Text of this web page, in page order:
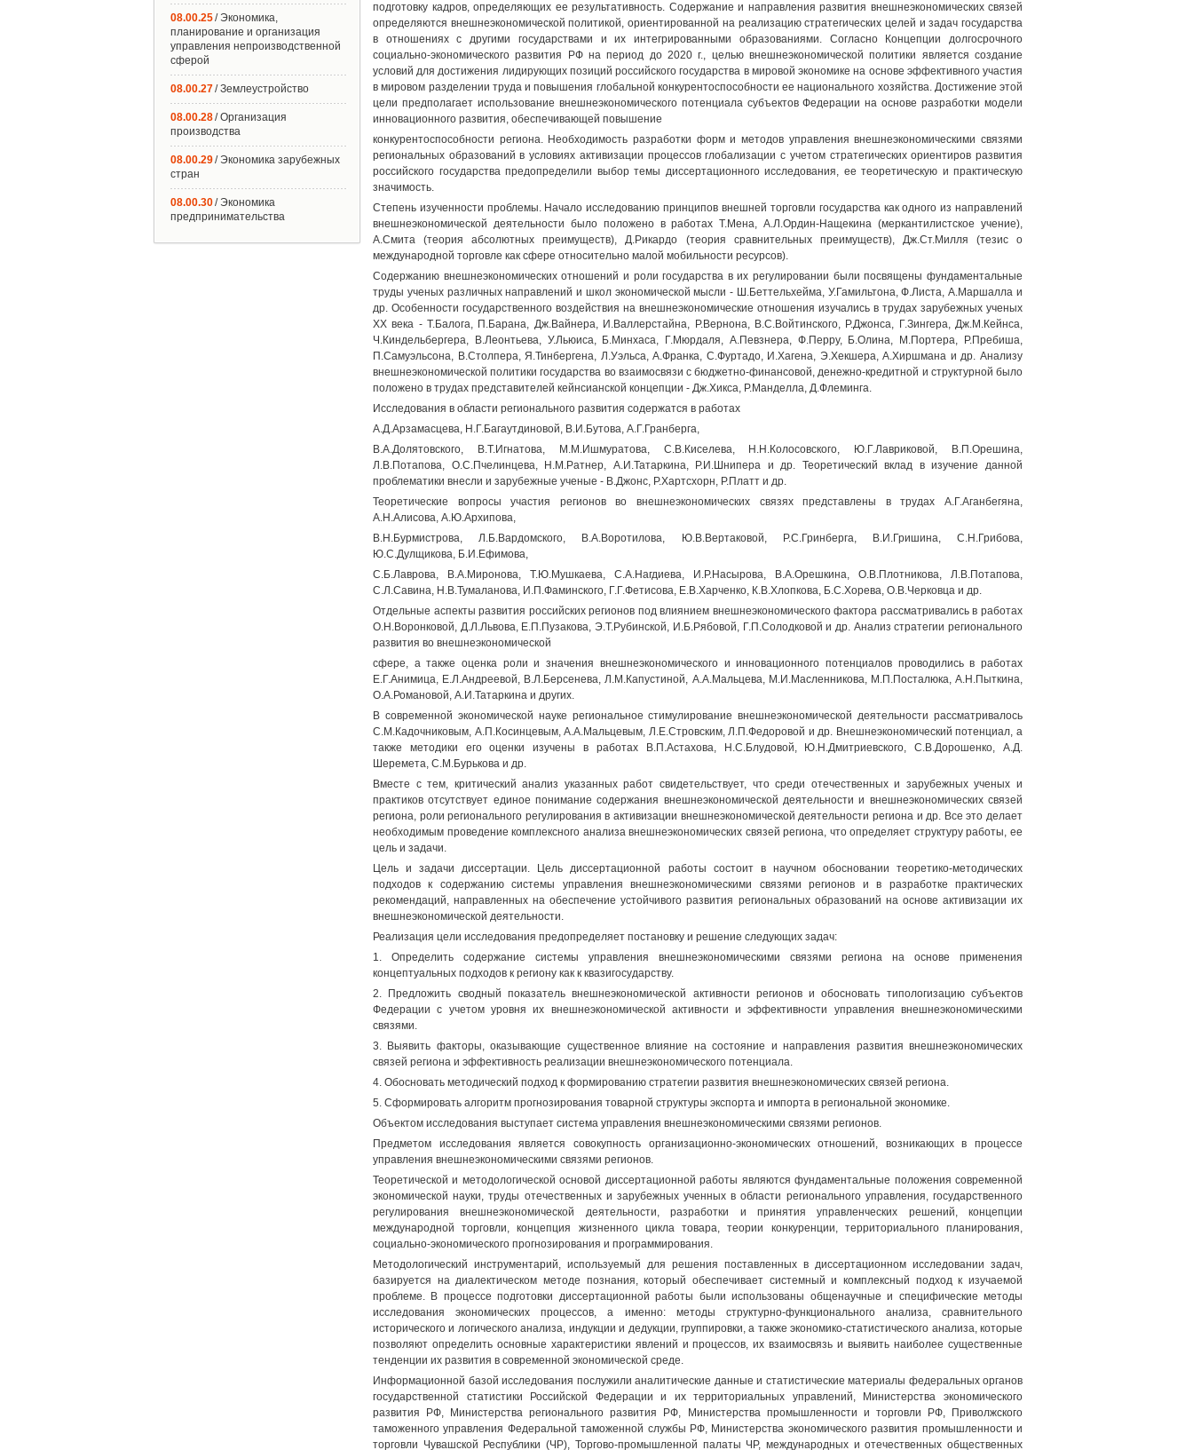
подготовку кадров, определяющих ее результативность. Содержание и направления развития внешнеэкономических связей
определяются внешнеэкономической политикой, ориентированной на реализацию стратегических целей и задач государства
в отношениях с другими государствами и их интегрированными образованиями. Согласно Концепции долгосрочного
социально-экономического развития РФ на период до 2020 г., целью внешнеэкономической политики является создание
условий для достижения лидирующих позиций российского государства в мировой экономике на основе эффективного участия
в мировом разделении труда и повышения глобальной конкурентоспособности ее национального хозяйства. Достижение этой
цели предполагает использование внешнеэкономического потенциала субъектов Федерации на основе разработки модели
инновационного развития, обеспечивающей повышение
конкурентоспособности региона. Необходимость разработки форм и методов управления внешнеэкономическими связями
региональных образований в условиях активизации процессов глобализации с учетом стратегических ориентиров развития
российского государства предопределили выбор темы диссертационного исследования, ее теоретическую и практическую
значимость.
Степень изученности проблемы. Начало исследованию принципов внешней торговли государства как одного из направлений
внешнеэкономической деятельности было положено в работах Т.Мена, А.Л.Ордин-Нащекина (меркантилистское учение),
А.Смита (теория абсолютных преимуществ), Д.Рикардо (теория сравнительных преимуществ), Дж.Ст.Милля (тезис о
международной торговле как сфере относительно малой мобильности ресурсов).
Содержанию внешнеэкономических отношений и роли государства в их регулировании были посвящены фундаментальные
труды ученых различных направлений и школ экономической мысли - Ш.Беттельхейма, У.Гамильтона, Ф.Листа, А.Маршалла и
др. Особенности государственного воздействия на внешнеэкономические отношения изучались в трудах зарубежных ученых
XX века - Т.Балога, П.Барана, Дж.Вайнера, И.Валлерстайна, Р.Вернона, В.С.Войтинского, Р.Джонса, Г.Зингера, Дж.М.Кейнса,
Ч.Киндельбергера, В.Леонтьева, У.Льюиса, Б.Минхаса, Г.Мюрдаля, А.Певзнера, Ф.Перру, Б.Олина, М.Портера, Р.Пребиша,
П.Самуэльсона, В.Столпера, Я.Тинбергена, Л.Уэльса, А.Франка, С.Фуртадо, И.Хагена, Э.Хекшера, А.Хиршмана и др. Анализу
внешнеэкономической политики государства во взаимосвязи с бюджетно-финансовой, денежно-кредитной и структурной было
положено в трудах представителей кейнсианской концепции - Дж.Хикса, Р.Манделла, Д.Флеминга.
Исследования в области регионального развития содержатся в работах
A.Д.Арзамасцева, Н.Г.Багаутдиновой, В.И.Бутова, А.Г.Гранберга,
B.А.Долятовского, В.Т.Игнатова, М.М.Ишмуратова, С.В.Киселева, Н.Н.Колосовского, Ю.Г.Лавриковой, В.П.Орешина,
Л.В.Потапова, О.С.Пчелинцева, Н.М.Ратнер, А.И.Татаркина, Р.И.Шнипера и др. Теоретический вклад в изучение данной
проблематики внесли и зарубежные ученые - В.Джонс, Р.Хартсхорн, Р.Платт и др.
Теоретические вопросы участия регионов во внешнеэкономических связях представлены в трудах А.Г.Аганбегяна,
А.Н.Алисова, А.Ю.Архипова,
B.Н.Бурмистрова, Л.Б.Вардомского, В.А.Воротилова, Ю.В.Вертаковой, Р.С.Гринберга, В.И.Гришина, С.Н.Грибова,
Ю.С.Дулщикова, Б.И.Ефимова,
C.Б.Лаврова, В.А.Миронова, Т.Ю.Мушкаева, С.А.Нагдиева, И.Р.Насырова, В.А.Орешкина, О.В.Плотникова, Л.В.Потапова,
С.Л.Савина, Н.В.Тумаланова, И.П.Фаминского, Г.Г.Фетисова, Е.В.Харченко, К.В.Хлопкова, Б.С.Хорева, О.В.Черковца и др.
Отдельные аспекты развития российских регионов под влиянием внешнеэкономического фактора рассматривались в работах
О.Н.Воронковой, Д.Л.Львова, Е.П.Пузакова, Э.Т.Рубинской, И.Б.Рябовой, Г.П.Солодковой и др. Анализ стратегии регионального
развития во внешнеэкономической
сфере, а также оценка роли и значения внешнеэкономического и инновационного потенциалов проводились в работах
Е.Г.Анимица, Е.Л.Андреевой, В.Л.Берсенева, Л.М.Капустиной, А.А.Мальцева, М.И.Масленникова, М.П.Посталюка, А.Н.Пыткина,
О.А.Романовой, А.И.Татаркина и других.
В современной экономической науке региональное стимулирование внешнеэкономической деятельности рассматривалось
С.М.Кадочниковым, А.П.Косинцевым, А.А.Мальцевым, Л.Е.Стровским, Л.П.Федоровой и др. Внешнеэкономический потенциал, а
также методики его оценки изучены в работах В.П.Астахова, Н.С.Блудовой, Ю.Н.Дмитриевского, С.В.Дорошенко, А.Д.
Шеремета, С.М.Бурькова и др.
Вместе с тем, критический анализ указанных работ свидетельствует, что среди отечественных и зарубежных ученых и
практиков отсутствует единое понимание содержания внешнеэкономической деятельности и внешнеэкономических связей
региона, роли регионального регулирования в активизации внешнеэкономической деятельности региона и др. Все это делает
необходимым проведение комплексного анализа внешнеэкономических связей региона, что определяет структуру работы, ее
цель и задачи.
Цель и задачи диссертации. Цель диссертационной работы состоит в научном обосновании теоретико-методических
подходов к содержанию системы управления внешнеэкономическими связями регионов и в разработке практических
рекомендаций, направленных на обеспечение устойчивого развития региональных образований на основе активизации их
внешнеэкономической деятельности.
Реализация цели исследования предопределяет постановку и решение следующих задач:
1. Определить содержание системы управления внешнеэкономическими связями региона на основе применения
концептуальных подходов к региону как к квазигосударству.
2. Предложить сводный показатель внешнеэкономической активности регионов и обосновать типологизацию субъектов
Федерации с учетом уровня их внешнеэкономической активности и эффективности управления внешнеэкономическими
связями.
3. Выявить факторы, оказывающие существенное влияние на состояние и направления развития внешнеэкономических
связей региона и эффективность реализации внешнеэкономического потенциала.
4. Обосновать методический подход к формированию стратегии развития внешнеэкономических связей региона.
5. Сформировать алгоритм прогнозирования товарной структуры экспорта и импорта в региональной экономике.
Объектом исследования выступает система управления внешнеэкономическими связями регионов.
Предметом исследования является совокупность организационно-экономических отношений, возникающих в процессе
управления внешнеэкономическими связями регионов.
Теоретической и методологической основой диссертационной работы являются фундаментальные положения современной
экономической науки, труды отечественных и зарубежных ученных в области регионального управления, государственного
регулирования внешнеэкономической деятельности, разработки и принятия управленческих решений, концепции
международной торговли, концепция жизненного цикла товара, теории конкуренции, территориального планирования,
социально-экономического прогнозирования и программирования.
Методологический инструментарий, используемый для решения поставленных в диссертационном исследовании задач,
базируется на диалектическом методе познания, который обеспечивает системный и комплексный подход к изучаемой
проблеме. В процессе подготовки диссертационной работы были использованы общенаучные и специфические методы
исследования экономических процессов, а именно: методы структурно-функционального анализа, сравнительного
исторического и логического анализа, индукции и дедукции, группировки, а также экономико-статистического анализа, которые
позволяют определить основные характеристики явлений и процессов, их взаимосвязь и выявить наиболее существенные
тенденции их развития в современной экономической среде.
Информационной базой исследования послужили аналитические данные и статистические материалы федеральных органов
государственной статистики Российской Федерации и их территориальных управлений, Министерства экономического
развития РФ, Министерства регионального развития РФ, Министерства промышленности и торговли РФ, Приволжского
таможенного управления Федеральной таможенной службы РФ, Министерства экономического развития промышленности и
торговли Чувашской Республики (ЧР), Торгово-промышленной палаты ЧР, международных и отечественных общественных
08.00.25/ Экономика,
планирование и организация
управления непроизводственной
сферой
08.00.27/ Землеустройство
08.00.28/ Организация
производства
08.00.29/ Экономика зарубежных
стран
08.00.30/ Экономика
предпринимательства